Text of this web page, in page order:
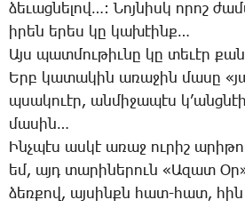
ձե­ւաց­նե­լով…: ­Նոյ­նիսկ ո­րոշ
ի­րեն ե­րես կը կա­խէինք…
Այս պատ­մու­թիւ­նը կը տե­ւէր
Երբ կա­տա­կին ա­ռա­ջին մա­սը
պսա­կո­ւէր, ան­մի­ջա­պէս
մա­սին…
Ինչ­պէս աս­կէ ա­ռաջ ու­րիշ
եմ, այդ տա­րի­նե­րուն «Ա­զատ
ձեռ­քով, այ­սինքն հատ-հատ,